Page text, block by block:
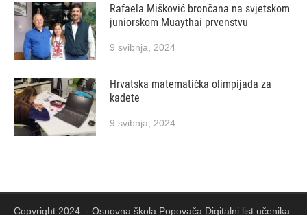
Rafaela Mišković brončana na svjetskom
juniorskom Muaythai prvenstvu
9 svibnja, 2024
Hrvatska matematička olimpijada za
kadete
9 svibnja, 2024
Copyright 2024. - Osnovna škola Popovača Digitalni list učenika